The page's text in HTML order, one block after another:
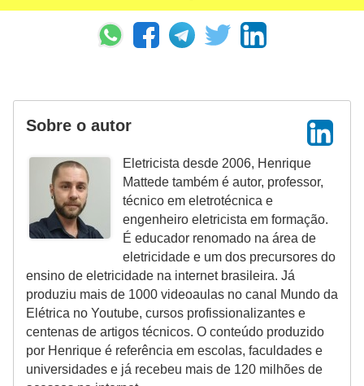
Sobre o autor
Eletricista desde 2006, Henrique
Mattede também é autor, professor,
técnico em eletrotécnica e
engenheiro eletricista em formação.
É educador renomado na área de
eletricidade e um dos precursores do
ensino de eletricidade na internet brasileira. Já
produziu mais de 1000 videoaulas no canal Mundo da
Elétrica no Youtube, cursos profissionalizantes e
centenas de artigos técnicos. O conteúdo produzido
por Henrique é referência em escolas, faculdades e
universidades e já recebeu mais de 120 milhões de
s
r
c
o
s
S